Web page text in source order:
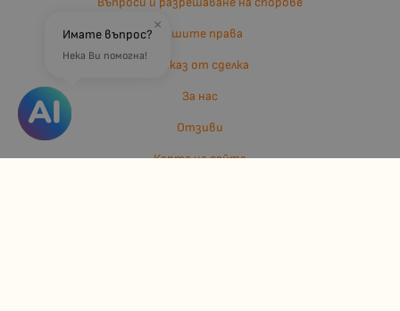
Вашите права
Отказ от сделка
За нас
Отзиви
Карта на сайта
×
Имате въпрос?
Нека Ви помогна!